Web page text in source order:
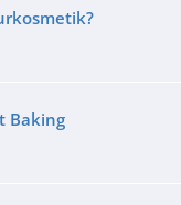
Baking